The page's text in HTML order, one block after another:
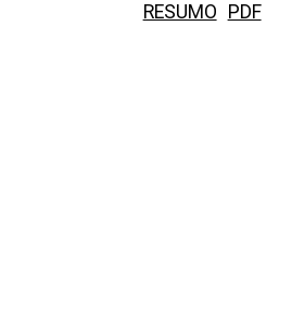
RESUMO PDF